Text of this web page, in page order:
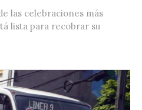
las celebraciones más
lista para recobrar su